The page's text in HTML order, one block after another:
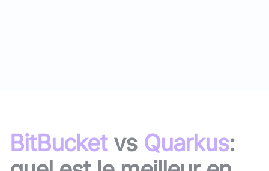
BitBucketvs Quarkus: